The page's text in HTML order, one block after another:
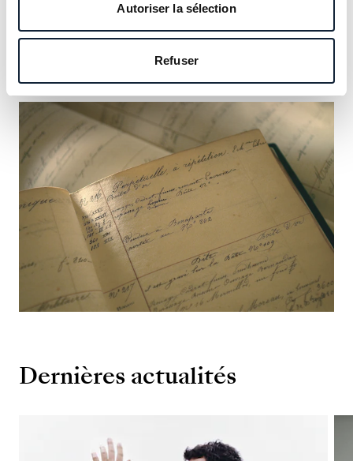
Autoriser la sélection
Refuser
notre héritage et saisissez l’occasion d’y inscrire le vôtre.
Dernières actualités